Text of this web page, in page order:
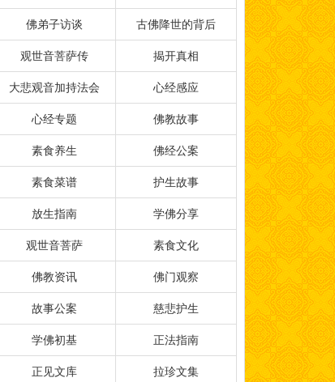
佛弟子访谈 古佛降世的背后
观世音菩萨传 揭开真相
大悲观音加持法会 心经感应
心经专题 佛教故事
素食养生 佛经公案
素食菜谱 护生故事
放生指南 学佛分享
观世音菩萨 素食文化
佛教资讯 佛门观察
故事公案 慈悲护生
学佛初基 正法指南
正见文库 拉珍文集